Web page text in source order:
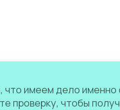
имеем дело именно
проверку, чтобы